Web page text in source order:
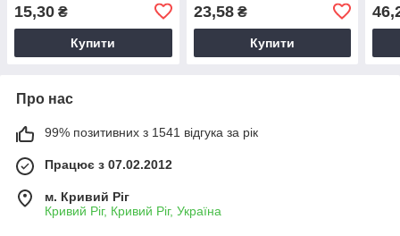
універсальна
15,30 ₴
Купити
універсальна
23,58₴
Купити
Про нас
99% позитивних з 1541 відгука за рік
Працює з 07.02.2012
м. Кривий Ріг
Кривий Ріг, Кривий Ріг, Україна